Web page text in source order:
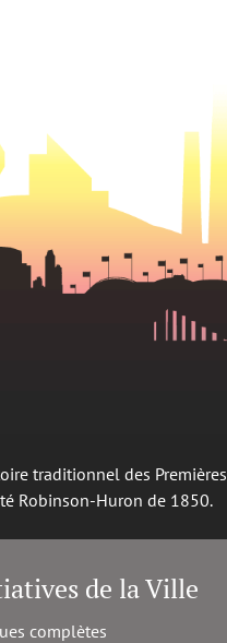
traditionnel des
Robinson-Huron de 1850.
de la Ville
complètes